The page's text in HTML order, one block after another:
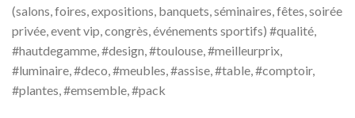
(salons, foires, expositions, banquets, séminaires, fêtes, soirée
privée, event vip, congrès, événements sportifs) #qualité,
#hautdegamme, #design, #toulouse, #meilleurprix,
#luminaire, #deco, #meubles, #assise, #table, #comptoir,
#plantes, #emsemble, #pack